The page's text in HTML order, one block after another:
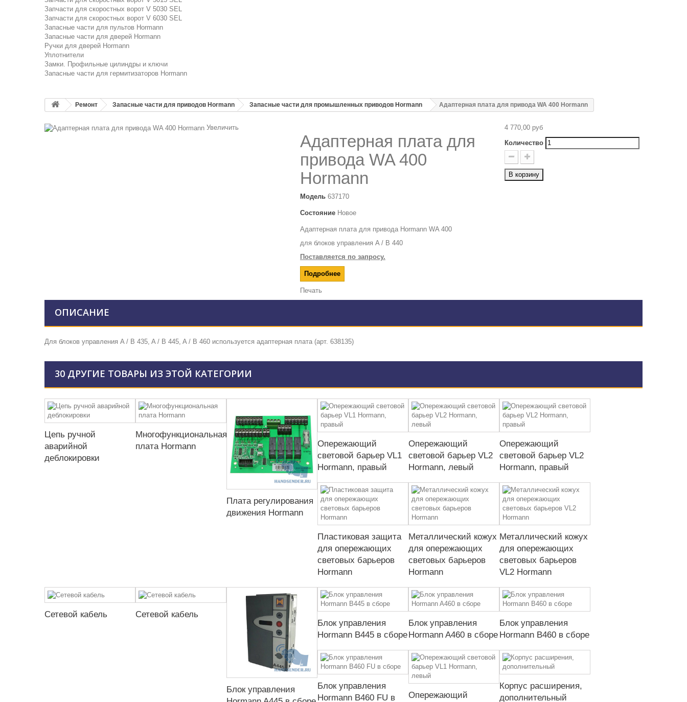
Запчасти для скоростных ворот V 5030 SEL
Запчасти для скоростных ворот V 6030 SEL
Запасные части для пультов Hormann
Запасные части для дверей Hormann
Ручки для дверей Hormann
Уплотнители
Замки. Профильные цилиндры и ключи
Запасные части для гермитизаторов Hormann
Ремонт Запасные части для приводов Hormann Запасные части для промышленных приводов Hormann Адаптерная плата для привода WA 400 Hormann
Увеличить
Адаптерная плата для
привода WA 400
Hormann
Модель 637170
Состояние Новое
Адаптерная плата для привода Hormann WA 400
для блоков управления A / B 440
Поставляется по запросу.
Подробнее
Печать
4 770,00 руб
Количество
В корзину
ОПИСАНИЕ
Для блоков управления A / B 435, A / B 445, A / B 460 используется адаптерная плата (арт. 638135)
30 ДРУГИЕ ТОВАРЫ ИЗ ЭТОЙ КАТЕГОРИИ
Цепь ручной
аварийной
деблокировки
Многофункциональная
плата Hormann
Плата регулирования
движения Hormann
Опережающий
световой барьер VL1
Hormann, правый
Опережающий
световой барьер VL2
Hormann, левый
Опережающий
световой барьер VL2
Hormann, правый
Пластиковая защита
для опережающих
световых барьеров
Hormann
Металлический кожух
для опережающих
световых барьеров
Hormann
Металлический кожух
для опережающих
световых барьеров
VL2 Hormann
Сетевой кабель Сетевой кабель
Блок управления
Блок управления
Hormann B445 в сборе
Блок управления
Hormann A460 в сборе
Блок управления
Hormann B460 в сборе
Блок управления
Hormann B460 FU в
Опережающий
Корпус расширения,
дополнительный